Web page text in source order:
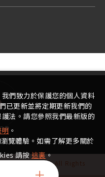
國際生殖中心 All Rights
們致力於保護您的個人資料
已更新並將定期更新我們的
法。請您參照我們最新版的
明 。
覽體驗。如需了解更多關於
請按這裏。